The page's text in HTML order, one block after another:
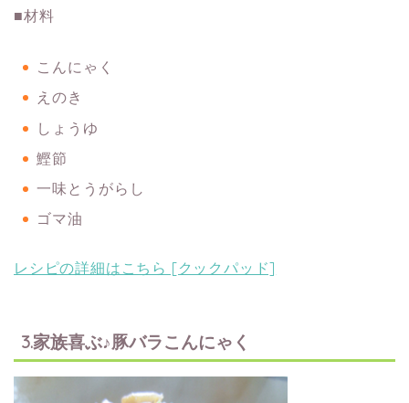
■材料
こんにゃく
えのき
しょうゆ
鰹節
一味とうがらし
ゴマ油
レシピの詳細はこちら [クックパッド]
3.家族喜ぶ♪豚バラこんにゃく